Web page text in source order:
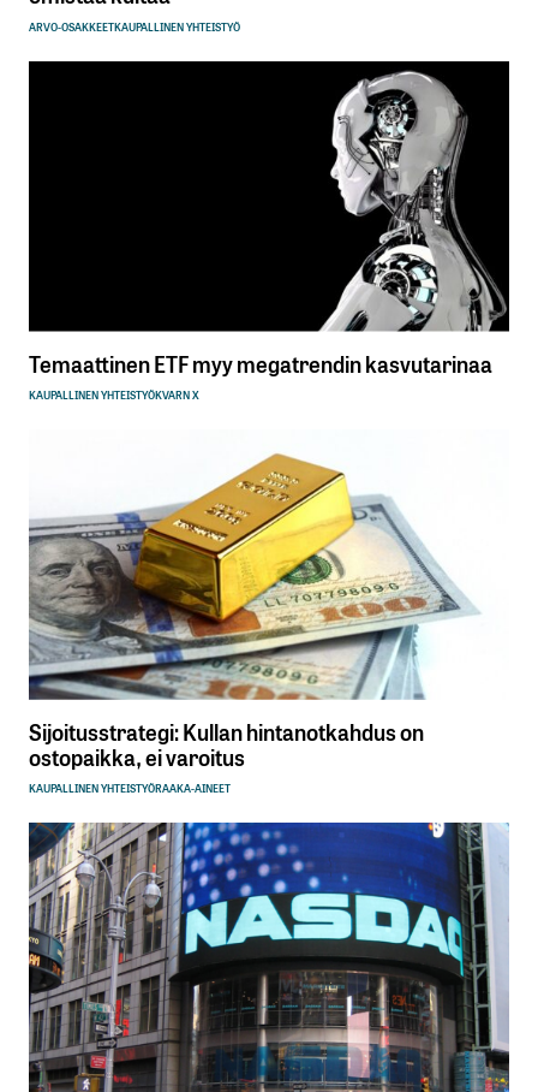
ARVO-OSAKKEETKAUPALLINEN YHTEISTYÖ
Temaattinen ETF myy megatrendin kasvutarinaa
KAUPALLINEN YHTEISTYÖKVARN X
Sijoitusstrategi: Kullan hintanotkahdus on
ostopaikka, ei varoitus
KAUPALLINEN YHTEISTYÖRAAKA-AINEET